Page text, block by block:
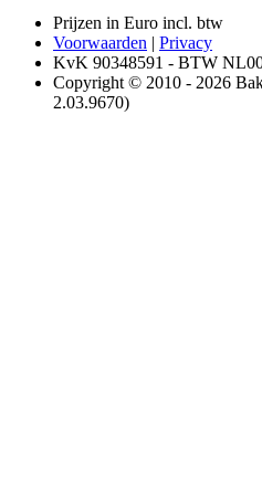
Prijzen in Euro incl. btw
Voorwaarden | Privacy
KvK 90348591 - BTW
Copyright © 2010 - 2026
2.03.9670)